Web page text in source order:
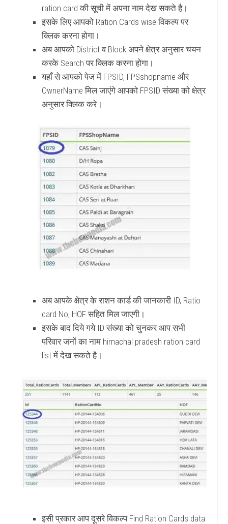
ration card की सूची में अपना नाम देख सकते है।
इसके लिए आपको Ration Cards wise विकल्प पर
क्लिक करना होगा।
अब आपको District व Block अपने क्षेत्र अनुसार चयन
करके Search पर क्लिक करना होगा।
यहाँ से आपको पेज में FPSID, FPSshopname और
OwnerName मिल जाएंगे आपको FPSID संख्या को क्षेत्र
अनुसार क्लिक करे।
अब आपके क्षेत्र के राशन कार्ड की जानकारी ID, Ratio
card No, HOF सहित मिल जाएगी।
इसके बाद दिये गये ID संख्या को चुनकर आप सभी
परिवार जनों का नाम himachal pradesh ration card
list में देख सकते है।
इसी प्रकार आप दूसरे विकल्प Find Ration Cards data